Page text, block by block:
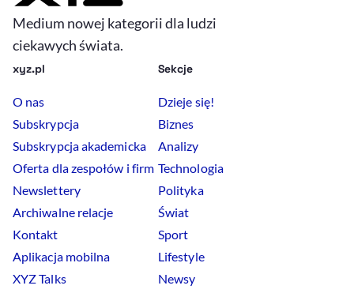
Medium nowej kategorii dla ludzi
ciekawych świata.
xyz.pl
O nas
Subskrypcja
Subskrypcja akademicka
Oferta dla zespołów i firm
Newslettery
Archiwalne relacje
Kontakt
Aplikacja mobilna
XYZ Talks
Sekcje
Dzieje się!
Biznes
Analizy
Technologia
Polityka
Świat
Sport
Lifestyle
Newsy